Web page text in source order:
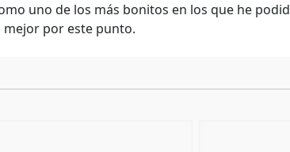
uno de los más bonitos en los que he
por este punto.